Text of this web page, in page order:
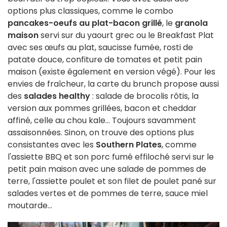
options plus classiques, comme le combo
pancakes-oeufs au plat-bacon grillé, le granola
maisonservi sur du yaourt grec ou le Breakfast Plat
avec ses œufs au plat, saucisse fumée, rosti de
patate douce, confiture de tomates et petit pain
maison (existe également en version végé). Pour les
envies de fraîcheur, la carte du brunch propose aussi
des salades healthy: salade de brocolis rôtis, la
version aux pommes grillées, bacon et cheddar
affiné, celle au chou kale... Toujours savamment
assaisonnées. Sinon, on trouve des options plus
consistantes avec les Southern Plates, comme
l'assiette BBQ et son porc fumé effiloché servi sur le
petit pain maison avec une salade de pommes de
terre, l'assiette poulet et son filet de poulet pané sur
salades vertes et de pommes de terre, sauce miel
moutarde...